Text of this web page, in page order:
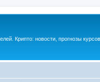
Крипто: новости, прогнозы